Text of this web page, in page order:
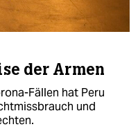
der Armen
Fällen hat Peru
und